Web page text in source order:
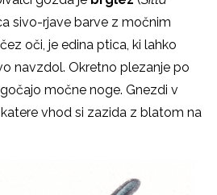
sivo-rjave barve z močnim
oči, je edina ptica, ki lahko
navzdol. Okretno plezanje po
močne noge. Gnezdi v
vhod si zazida z blatom na